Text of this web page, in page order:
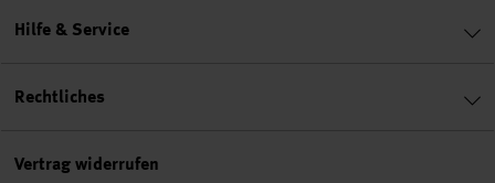
Hilfe & Service
Rechtliches
Vertrag widerrufen